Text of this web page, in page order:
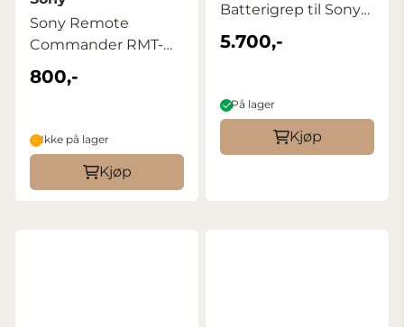
Sony Remote
Commander RMT-
VP2
800,-
Ikke på lager
Kjøp
Batterigrep til Sony
A7R VI
5.700,-
På lager
Kjøp